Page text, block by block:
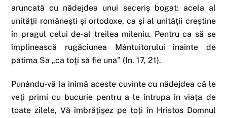
aruncată cu nădejdea unui seceriş bogat: acela al
unităţii româneşti şi ortodoxe, ca şi al unităţii creştine
în pragul celui de-al treilea mileniu. Pentru ca să se
împlinească rugăciunea Mântuitorului înainte de
patima Sa „ca toţi să fie una” (In. 17, 21).
Punându-vă la inimă aceste cuvinte cu nădejdea că le
veţi primi cu bucurie pentru a le întrupa în viaţa de
toate zilele, Vă îmbrăţişez pe toţi în Hristos Domnul